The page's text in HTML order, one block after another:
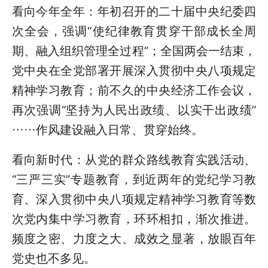
看向今年全年：年初召开的二十届中央纪委四
次全会，强调“使纪律教育贯穿干部成长全周
期、融入组织管理全过程”；全国两会一结束，
党中央在全党部署开展深入贯彻中央八项规定
精神学习教育；前不久的中央经济工作会议，
再次强调“坚持为人民出政绩、以实干出政绩”
……作风建设融入日常、贯穿始终。
看向新时代：从党的群众路线教育实践活动、
“三严三实”专题教育，到近两年的党纪学习教
育、深入贯彻中央八项规定精神学习教育等数
次党内集中学习教育，环环相扣，渐次推进。
频度之密、力度之大、成效之显著，放眼百年
党史也不多见。